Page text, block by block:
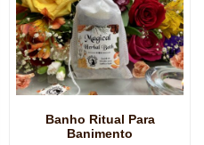
Banho Ritual Para
Banimento